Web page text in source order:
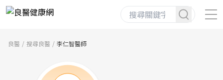
良醫 搜尋良醫 李仁智醫師